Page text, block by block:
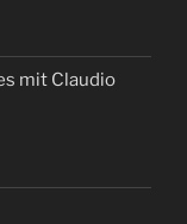
mit Claudio